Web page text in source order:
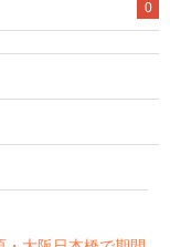
0